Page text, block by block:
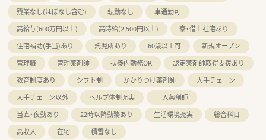
残業なし(ほぼなし含む)
転勤なし
車通勤可
高給与(600万円以上)
高時給(2,500円以上)
寮・借上社宅あり
住宅補助(手当)あり
託児所あり 60歳以上可
新規オープン
管理職
管理薬剤師 扶養内勤務OK
認定薬剤師取得支援あり
教育制度あり
シフト制 かかりつけ薬剤師
大手チェーン
大手チェーン以外
ヘルプ体制充実
一人薬剤師
当直・夜勤あり
22時以降勤務あり 生活環境充実
総合科目
高収入
在宅 積雪なし